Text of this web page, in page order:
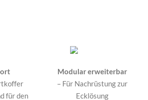
für den
Modular erweiterbar
– Für Nachrüstung zur
Ecklösung